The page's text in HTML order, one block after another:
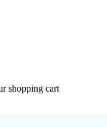
shopping cart